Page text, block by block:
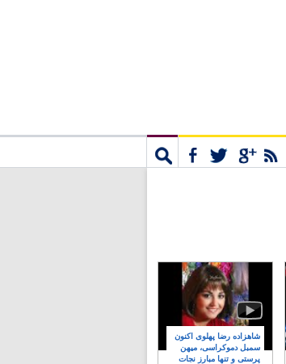
شاهزاده رضا پهلوی اکنون
سمبل دموکراسی، میهن
پرستی و تنها مبارز نجات